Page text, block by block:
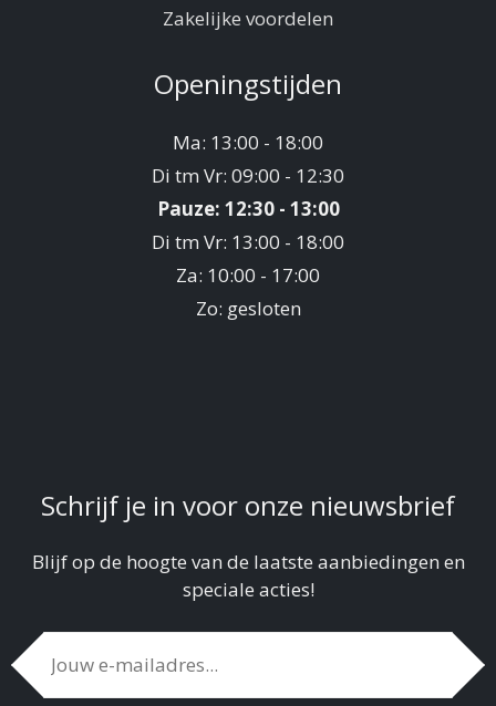
Zakelijke voordelen
Openingstijden
Ma: 13:00 - 18:00
Di tm Vr: 09:00 - 12:30
Pauze: 12:30 - 13:00
Di tm Vr: 13:00 - 18:00
Za: 10:00 - 17:00
Zo: gesloten
Schrijf je in voor onze nieuwsbrief
Blijf op de hoogte van de laatste aanbiedingen en
speciale acties!